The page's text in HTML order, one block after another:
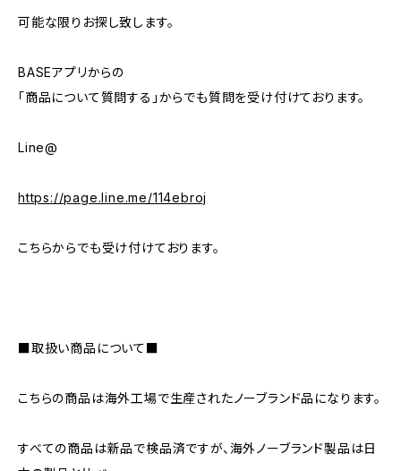
可能な限りお探し致します。
BASEアプリからの
「商品について質問する」からでも質問を受け付けております。
Line@
https://page.line.me/114ebroj
こちらからでも受け付けております。
■取扱い商品について■
こちらの商品は海外工場で生産されたノーブランド品になります。
すべての商品は新品で検品済ですが、海外ノーブランド製品は日